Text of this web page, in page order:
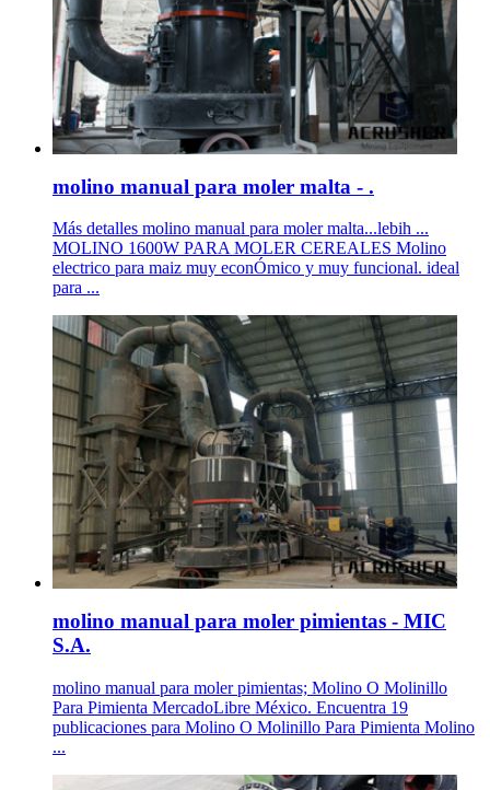
molino manual para moler malta - .
Más detalles molino manual para moler malta...lebih ...
MOLINO 1600W PARA MOLER CEREALES Molino
electrico para maiz muy econÓmico y muy funcional. ideal
para ...
molino manual para moler pimientas - MIC
S.A.
molino manual para moler pimientas; Molino O Molinillo
Para Pimienta MercadoLibre México. Encuentra 19
publicaciones para Molino O Molinillo Para Pimienta Molino
...